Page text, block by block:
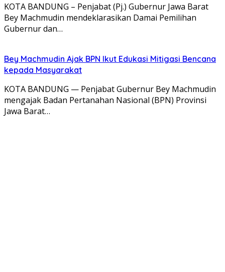
KOTA BANDUNG – Penjabat (Pj.) Gubernur Jawa Barat
Bey Machmudin mendeklarasikan Damai Pemilihan
Gubernur dan…
Bey Machmudin Ajak BPN Ikut Edukasi Mitigasi Bencana
kepada Masyarakat
KOTA BANDUNG — Penjabat Gubernur Bey Machmudin
mengajak Badan Pertanahan Nasional (BPN) Provinsi
Jawa Barat…